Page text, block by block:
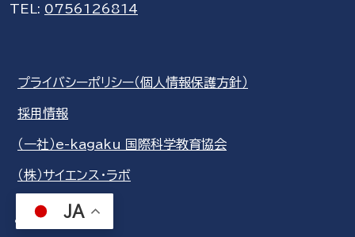
TEL: 0756126814
プライバシーポリシー（個人情報保護方針）
採用情報
（一社）e-kagaku 国際科学教育協会
（株）サイエンス・ラボ
share
JA